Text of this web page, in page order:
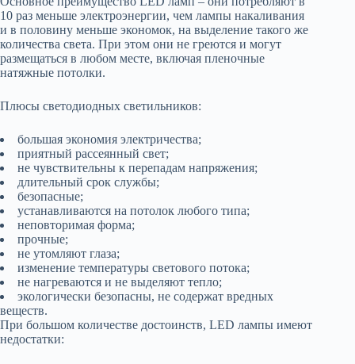
10 раз меньше электроэнергии, чем лампы накаливания
и в половину меньше экономок, на выделение такого же
количества света. При этом они не греются и могут
размещаться в любом месте, включая пленочные
натяжные потолки.
Плюсы светодиодных светильников:
большая экономия электричества;
приятный рассеянный свет;
не чувствительны к перепадам напряжения;
длительный срок службы;
безопасные;
устанавливаются на потолок любого типа;
неповторимая форма;
прочные;
не утомляют глаза;
изменение температуры светового потока;
не нагреваются и не выделяют тепло;
экологически безопасны, не содержат вредных
веществ.
При большом количестве достоинств, LED лампы имеют
недостатки: